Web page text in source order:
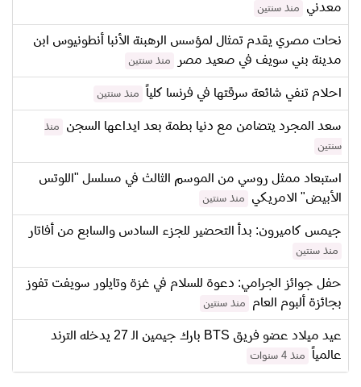
معدني
منذ سنتين
نحات مصري يقدم تمثال لمؤسس الرهبنة الأنبا أنطونيوس ابن
مدينة بني سويف في صعيد مصر
منذ سنتين
احلام تنفي شائعة سرقتها في فرنسا كلياً منذ سنتين
سعد المجرد يتضامن مع دنيا بطمة بعد ايداعها السجن
منذ
سنتين
استبعاد ممثل روسي من الموسم الثالث في مسلسل "اللوتس
الأبيض" الامريكي
منذ سنتين
جيمس كاميرون: بدأ التحضير للجزء السادس والسابع من أفاتار
منذ سنتين
حفل جوائز الجرامي: دعوة للسلام في غزة وتايلور سويفت تفوز
بجائزة ألبوم العام
منذ سنتين
عيد ميلاد عضو فريق BTS بارك جيمين الـ 27 يدخله الترند
عالمياً
منذ 4 سنوات